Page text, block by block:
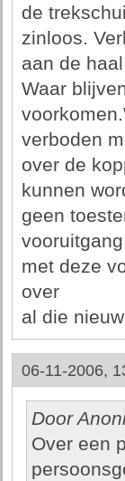
de
zinloos.
aan de
Waar
verboden
over de
kunnen
geen
met deze
over
al die
06-11-2006,
Door
Over een